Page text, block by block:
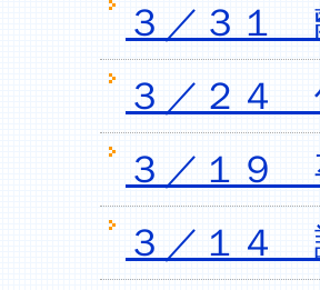
３／３１
３／２４
３／１９
３／１４